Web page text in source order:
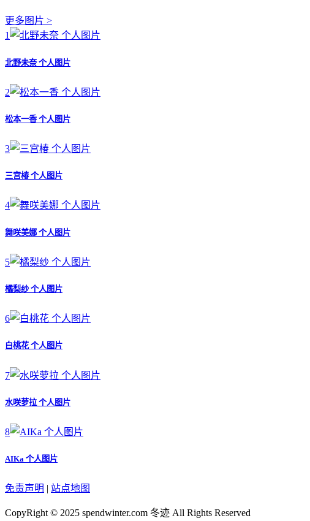
更多图片 >
1
北野未奈 个人图片
2
松本一香 个人图片
3
三宫椿 个人图片
4
舞咲美娜 个人图片
5
橘梨纱 个人图片
6
白桃花 个人图片
7
水咲萝拉 个人图片
8
AIKa 个人图片
免责声明 | 站点地图
CopyRight © 2025 spendwinter.com 冬迹 All Rights Reserved